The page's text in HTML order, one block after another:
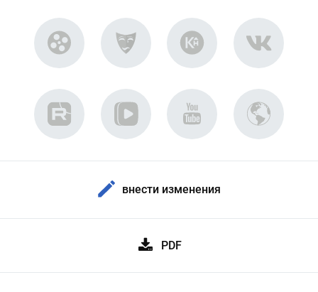
внести изменения
PDF